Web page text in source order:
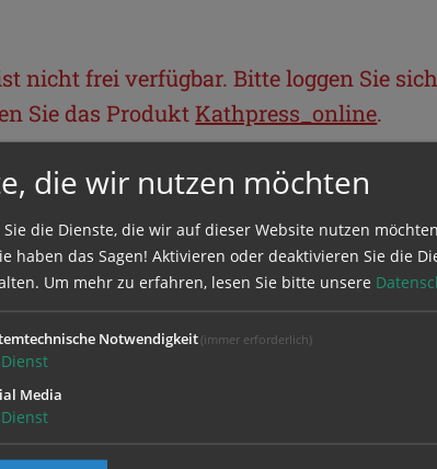
nicht frei verfügbar. Bitte loggen Sie sich
Sie das Produkt Kathpress_online.
sich mit Ihrem Benutzernamen und
die wir nutzen möchten
Sie die Dienste, die wir auf dieser Website nutzen
haben das Sagen! Aktivieren oder deaktivieren Sie die
Um mehr zu erfahren, lesen Sie bitte unsere
Notwendigkeit (immer erforderlich)
Dienst
Media
Dienst